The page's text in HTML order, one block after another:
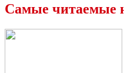
выступил
Самые читаемые